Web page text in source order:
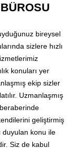
bireysel
sizlere hızlı
konuları yer
ekip sizler
Uzmanlaşmış
geliştirmiş
duyulan konu ile
Siz de kabul